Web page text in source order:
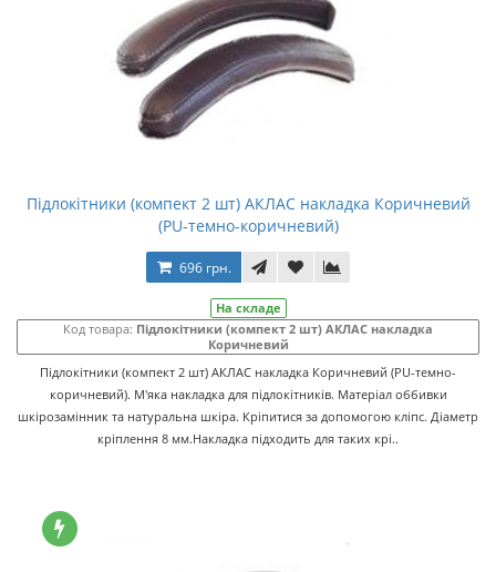
Підлокітники (компект 2 шт) АКЛАС накладка Коричневий
(PU-темно-коричневий)
696 грн.
На складе
Код товара: Підлокітники (компект 2 шт) АКЛАС накладка
Коричневий
Підлокітники (компект 2 шт) АКЛАС накладка Коричневий (PU-темно-
коричневий). М'яка накладка для підлокітників. Матеріал оббивки
шкірозамінник та натуральна шкіра. Кріпитися за допомогою кліпс. Діаметр
кріплення 8 мм.Накладка підходить для таких крі..